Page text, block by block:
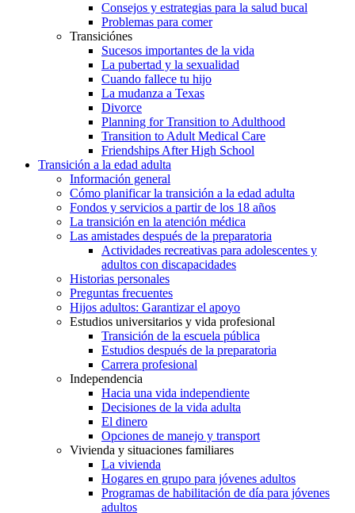
Consejos y estrategias para la salud bucal
Problemas para comer
Transiciónes
Sucesos importantes de la vida
La pubertad y la sexualidad
Cuando fallece tu hijo
La mudanza a Texas
Divorce
Planning for Transition to Adulthood
Transition to Adult Medical Care
Friendships After High School
Transición a la edad adulta
Información general
Cómo planificar la transición a la edad adulta
Fondos y servicios a partir de los 18 años
La transición en la atención médica
Las amistades después de la preparatoria
Actividades recreativas para adolescentes y
adultos con discapacidades
Historias personales
Preguntas frecuentes
Hijos adultos: Garantizar el apoyo
Estudios universitarios y vida profesional
Transición de la escuela pública
Estudios después de la preparatoria
Carrera profesional
Independencia
Hacia una vida independiente
Decisiones de la vida adulta
El dinero
Opciones de manejo y transport
Vivienda y situaciones familiares
La vivienda
Hogares en grupo para jóvenes adultos
Programas de habilitación de día para jóvenes
adultos